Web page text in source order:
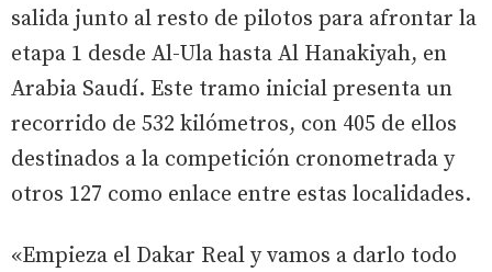
salida junto al resto de pilotos para afrontar la
etapa 1 desde Al-Ula hasta Al Hanakiyah, en
Arabia Saudí. Este tramo inicial presenta un
recorrido de 532 kilómetros, con 405 de ellos
destinados a la competición cronometrada y
otros 127 como enlace entre estas localidades.
«Empieza el Dakar Real y vamos a darlo todo